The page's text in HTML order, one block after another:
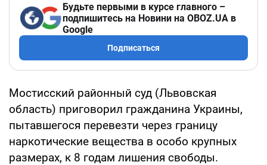
Будьте первыми в курсе главного –
подпишитесь на Новини на OBOZ.UA в
Google
Подписаться
Мостисский районный суд (Львовская
область) приговорил гражданина Украины,
пытавшегося перевезти через границу
наркотические вещества в особо крупных
размерах, к 8 годам лишения свободы.